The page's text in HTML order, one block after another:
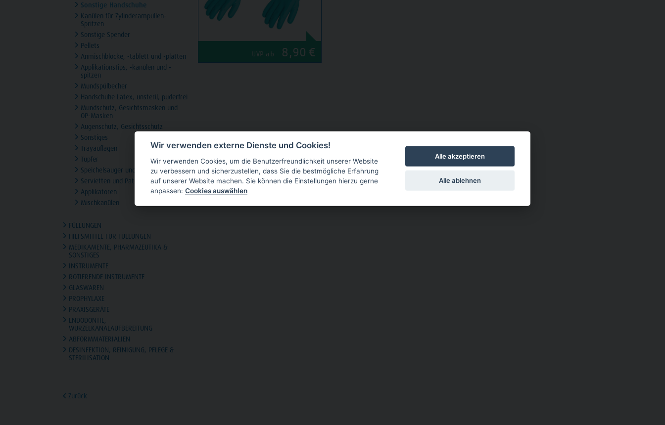
UVP ab 8,90 €
Sonstige Handschuhe
Kanülen für Zylinderampullen-
Spritzen
Sonstige Spender
Pellets
Anmischblöcke, -tablett und -platten
Applikationstips, -kanülen und -
spitzen
Mundspülbecher
Handschuhe Latex, unsteril, puderfrei
Mundschutz, Gesichtsmasken und
OP-Masken
Augenschutz, Gesichtsschutz
Sonstiges
Trayauflagen
Tupfer
Speichelsauger und Absaugkanülen
Servietten und Patientenumhänge
Applikatoren
Mischkanülen
FÜLLUNGEN
HILFSMITTEL FÜR FÜLLUNGEN
MEDIKAMENTE, PHARMAZEUTIKA &
SONSTIGES
INSTRUMENTE
ROTIERENDE INSTRUMENTE
GLASWAREN
PROPHYLAXE
PRAXISGERÄTE
ENDODONTIE,
WURZELKANALAUFBEREITUNG
ABFORMMATERIALIEN
DESINFEKTION, REINIGUNG, PFLEGE &
STERILISATION
Zurück
Wir verwenden externe Dienste und Cookies!
Wir verwenden Cookies, um die Benutzerfreundlichkeit unserer Website
zu verbessern und sicherzustellen, dass Sie die bestmögliche Erfahrung
auf unserer Website machen. Sie können die Einstellungen hierzu gerne
anpassen: Cookies auswählen
Alle akzeptieren
Alle ablehnen